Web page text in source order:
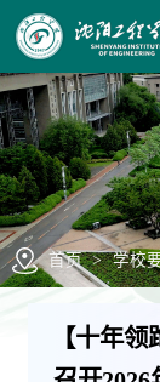
首页 > 学校
【十年